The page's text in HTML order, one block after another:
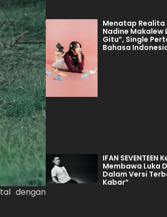
dengan
Menatap Realita
Nadine Makalew
Gitu”, Single
Bahasa
IFAN SEVENTEEN
Membawa Luka
Dalam Versi
Kabar”